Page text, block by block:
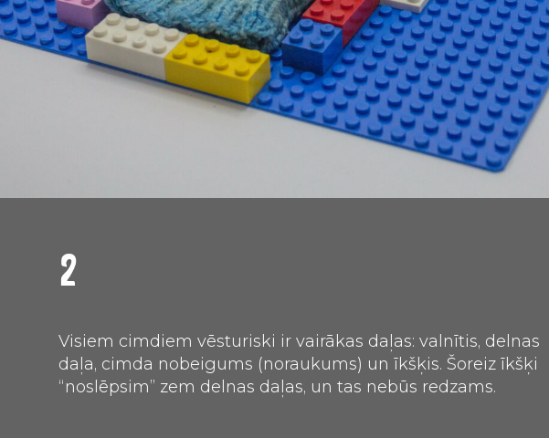
2
Visiem cimdiem vēsturiski ir vairākas daļas: valnītis, delnas
daļa, cimda nobeigums (noraukums) un īkšķis. Šoreiz īkšķi
“noslēpsim” zem delnas daļas, un tas nebūs redzams.